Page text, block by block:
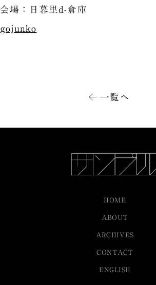
会場：日暮里d-倉庫
gojunko
一覧へ
HOME
ABOUT
ARCHIVES
CONTACT
ENGLISH